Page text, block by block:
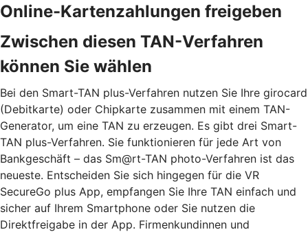
Online-Kartenzahlungen freigeben
Zwischen diesen TAN-Verfahren
können Sie wählen
Bei den Smart-TAN plus-Verfahren nutzen Sie Ihre girocard
(Debitkarte) oder Chipkarte zusammen mit einem TAN-
Generator, um eine TAN zu erzeugen. Es gibt drei Smart-
TAN plus-Verfahren. Sie funktionieren für jede Art von
Bankgeschäft – das Sm@rt-TAN photo-Verfahren ist das
neueste. Entscheiden Sie sich hingegen für die VR
SecureGo plus App, empfangen Sie Ihre TAN einfach und
sicher auf Ihrem Smartphone oder Sie nutzen die
Direktfreigabe in der App. Firmenkundinnen und